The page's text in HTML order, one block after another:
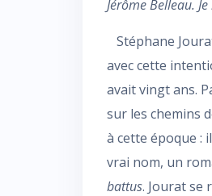
Jérôme Belleau.
Stéphane
avec cette
avait vingt ans.
sur les chemins
à cette époque :
vrai nom, un
battus. Jourat se